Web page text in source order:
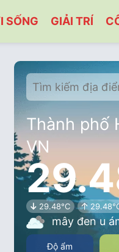
SỐNG GIẢI TRÍ
Thành phố
VN
29.48°C
mây đen u
Độ ẩm